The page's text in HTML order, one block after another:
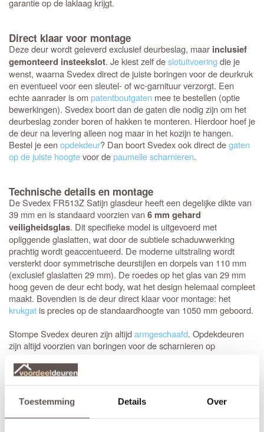
Toestemming Details Over
garantie op de laklaag krijgt.
Direct klaar voor montage
Deze deur wordt geleverd exclusief deurbeslag, maar inclusief
gemonteerd insteekslot. Je kiest zelf deslotuitvoeringdie je
wenst, waarna Svedex direct de juiste boringen voor de deurkruk
en eventueel voor een sleutel- of wc-garnituur verzorgt. Een
echte aanrader is ompatentboutgaten mee te bestellen (optie
bewerkingen). Svedex boort dan de gaten die nodig zijn om het
deurbeslag zonder boren of hakken te monteren. Hierdoor hoef je
de deur na levering alleen nog maar in het kozijn te hangen.
Bestel je eenopdekdeur? Dan boort Svedex ook direct degaten
op de juiste hoogtevoor depaumelle scharnieren.
Technische details en montage
De Svedex FR513Z Satijn glasdeur heeft een degelijke dikte van
39 mm en is standaard voorzien van6 mm gehard
veiligheidsglas. Dit specifieke model is uitgevoerd met
opliggende glaslatten, wat door de subtiele schaduwwerking
prachtig wordt geaccentueerd. De moderne uitstraling wordt
versterkt door symmetrische deurstijlen en dorpels van 110 mm
(exclusief glaslatten 29 mm). De roedes op het glas van 29 mm
hoog geven de deur echt body, wat het design helemaal compleet
maakt. Bovendien is de deur direct klaar voor montage: het
krukgat is precies op de standaardhoogte van 1050 mm geboord.
Stompe Svedex deuren zijn altijdarmgeschaafd. Opdekdeuren
zijn altijd voorzien van boringen voor de scharnieren op
afmeting. Het is voor beide uitvoeringen van belang dat je de
juiste draairichting doorgeeft tijdens het bestellen. Doordat